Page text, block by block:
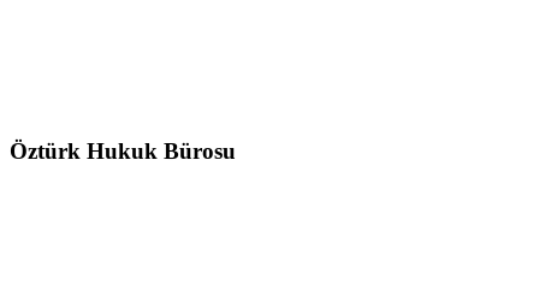
Öztürk Hukuk Bürosu